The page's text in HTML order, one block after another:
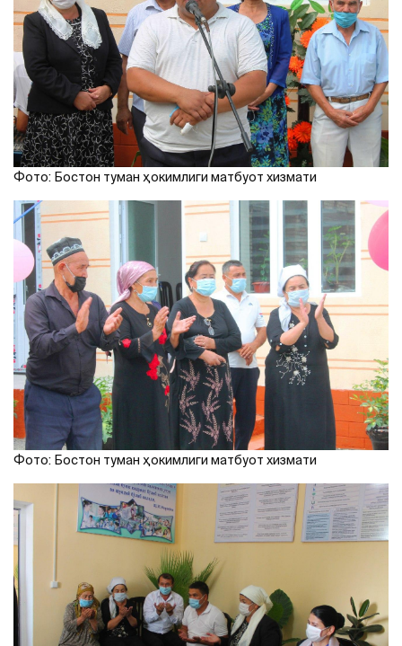
Фото: Бостон туман ҳокимлиги матбуот хизмати
Фото: Бостон туман ҳокимлиги матбуот хизмати